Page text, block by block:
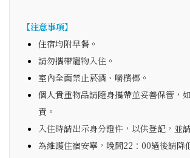
【注意事項】
住宿均附早餐。
請勿攜帶寵物入住。
室內全面禁止菸酒、嚼檳榔。
個人貴重物品請隨身攜帶並妥善保管，
責。
入住時請出示身分證件，以供登記，並
為維護住宿安寧，晚間22：00過後請降